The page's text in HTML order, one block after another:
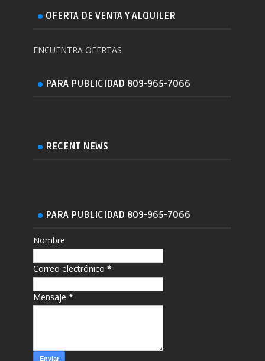
OFERTA DE VENTA Y ALQUILER
ENCUENTRA OFERTAS
PARA PUBLICIDAD 809-965-7066
RECENT NEWS
PARA PUBLICIDAD 809-965-7066
Nombre
Correo electrónico*
Mensaje*